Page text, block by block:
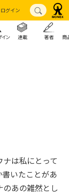
ログイン
イン 連載 著者 商
は私にとって
いたことがあ
のあの雑然とし